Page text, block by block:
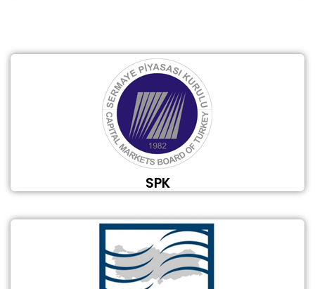
SPK